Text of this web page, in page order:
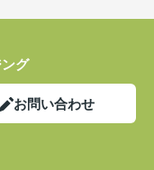
グ
お問い合わせ